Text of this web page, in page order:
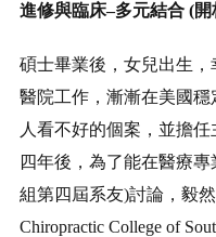
進修與臨床–多元結合 (開
碩士畢業後，女兒出生
醫院工作，漸漸在美國
人看不好的個案，並擔
四年後，為了能在醫療
組第四屆系友)討論，毅
Chiropractic College of